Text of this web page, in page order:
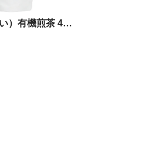
粋 -Pure-（すい）有機煎茶 45g（3g×15包）